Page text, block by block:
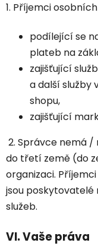
1. Příjemci
podílející se
plateb na
zajišťující
a další služby
shopu,
zajišťující
2. Správce nemá
do třetí země (do
organizaci.
jsou poskytovatelé
služeb.
VI.Vaše práva